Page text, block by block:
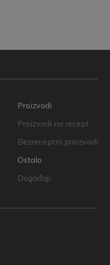
Proizvodi
Proizvodi na recept
Bezreceptni proizvodi
Ostalo
Događaji